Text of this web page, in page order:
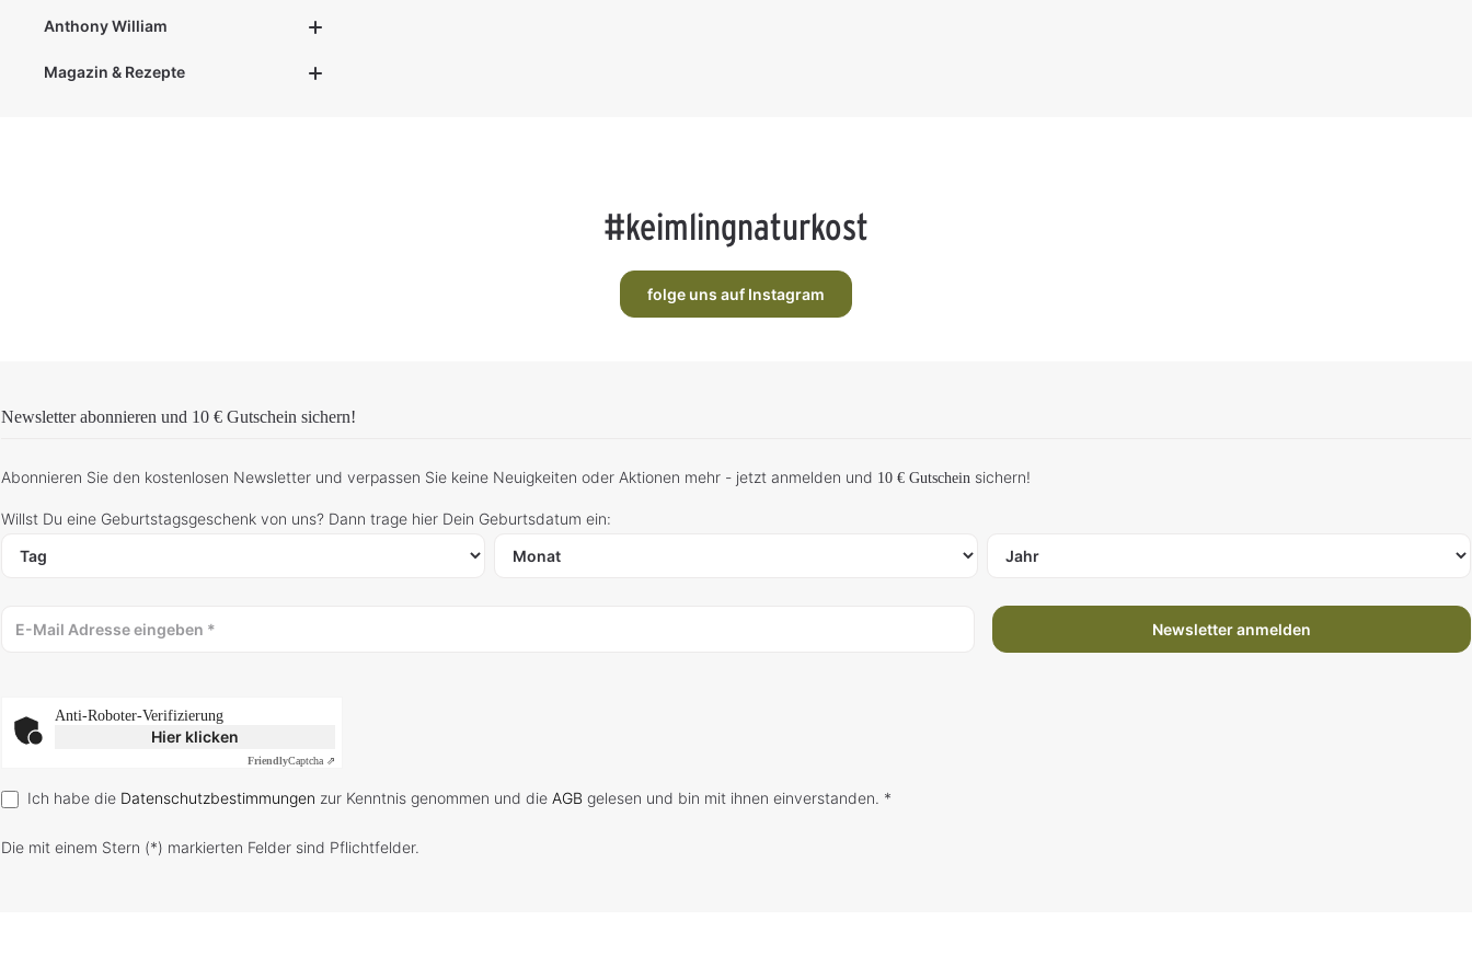
Anthony William
Magazin & Rezepte
#keimlingnaturkost
folge uns auf Instagram
Newsletter abonnieren und 10 € Gutschein sichern!
Abonnieren Sie den kostenlosen Newsletter und verpassen Sie keine Neuigkeiten oder Aktionen mehr - jetzt anmelden und 10 € Gutschein sichern!
Willst Du eine Geburtstagsgeschenk von uns? Dann trage hier Dein Geburtsdatum ein:
Newsletter anmelden
Anti-Roboter-Verifizierung
Hier klicken
FriendlyCaptcha ⇗
Ich habe die Datenschutzbestimmungen zur Kenntnis genommen und die AGB gelesen und bin mit ihnen einverstanden. *
Die mit einem Stern (*) markierten Felder sind Pflichtfelder.